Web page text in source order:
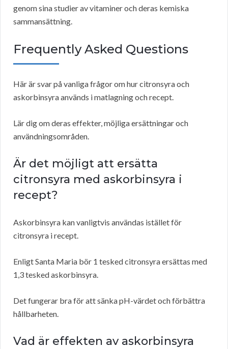
genom sina studier av vitaminer och deras kemiska
sammansättning.
Frequently Asked Questions
Här är svar på vanliga frågor om hur citronsyra och
askorbinsyra används i matlagning och recept.
Lär dig om deras effekter, möjliga ersättningar och
användningsområden.
Är det möjligt att ersätta
citronsyra med askorbinsyra i
recept?
Askorbinsyra kan vanligtvis användas istället för
citronsyra i recept.
Enligt Santa Maria bör 1 tesked citronsyra ersättas med
1,3 tesked askorbinsyra.
Det fungerar bra för att sänka pH-värdet och förbättra
hållbarheten.
Vad är effekten av askorbinsyra